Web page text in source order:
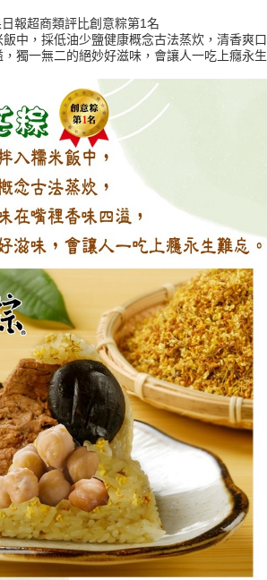
限公司提供之「AFTEE先享後付」服務完成之交
圍內提供個人資料，並將交易相關給付款項請求債
限公司。
，請瀏覽以下網址：
先徵得法定代理人或監護人之同意方可使用
未經同意申辦者引起之損失，本公司不負相關責
付」時，將依據個別帳號之用戶狀況，依本公司即
；若仍有額度不足之情形，本公司將視審查結果
號或使用他人資訊註冊。若發現惡意使用之情形，
權停止該用戶之使用額度並採取法律行動。
報超商類評比創意粽第1名
中，採低油少鹽健康概念古法蒸炊，清香爽口
獨一無二的絕妙好滋味，會讓人一吃上癮永生